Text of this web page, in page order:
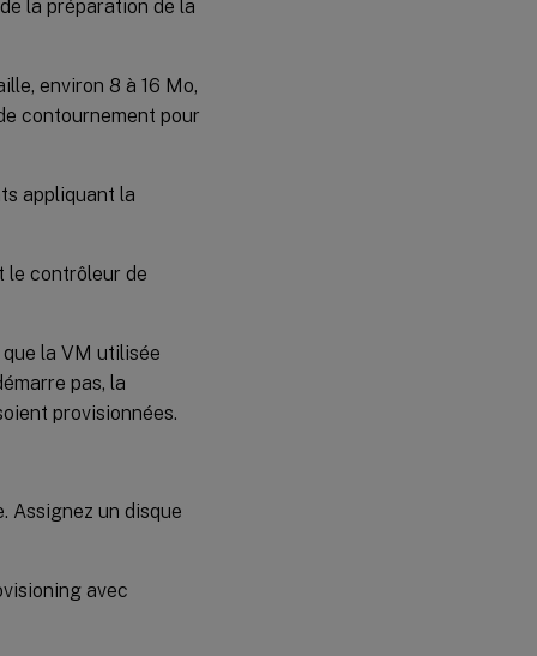
la préparation de la
environ 8 à 16 Mo,
contournement pour
appliquant la
le contrôleur de
la VM utilisée
pas, la
provisionnées.
Assignez un disque
avec